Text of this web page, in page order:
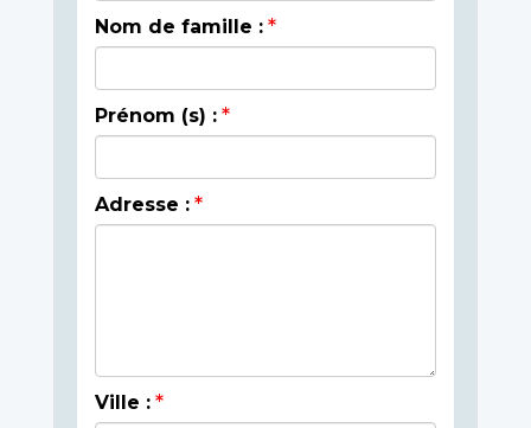
Nom de famille :
Prénom (s) :
Adresse :
Ville :